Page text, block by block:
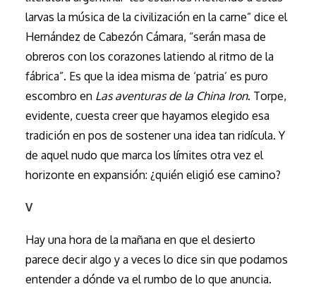
larvas la música de la civilización en la carne” dice el
Hernández de Cabezón Cámara, “serán masa de
obreros con los corazones latiendo al ritmo de la
fábrica”. Es que la idea misma de ‘patria’ es puro
escombro en Las aventuras de la China Iron. Torpe,
evidente, cuesta creer que hayamos elegido esa
tradición en pos de sostener una idea tan ridícula. Y
de aquel nudo que marca los límites otra vez el
horizonte en expansión: ¿quién eligió ese camino?
V
Hay una hora de la mañana en que el desierto
parece decir algo y a veces lo dice sin que podamos
entender a dónde va el rumbo de lo que anuncia.